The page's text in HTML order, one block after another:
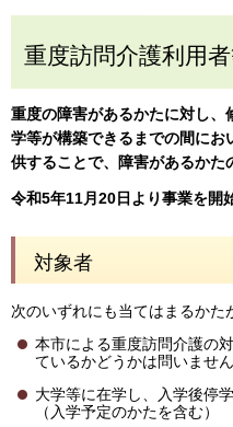
重度訪問介護利用
重度の障害があるかたに対し
学等が構築できるまでの間に
供することで、障害があるかた
令和5年11月20日より事業を開
対象者
次のいずれにも当てはまるかた
本市による重度訪問介護の
ているかどうかは問いません
大学等に在学し、入学後停
（入学予定のかたを含む）